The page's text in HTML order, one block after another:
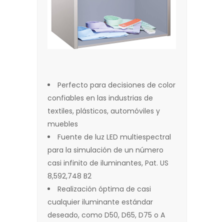
Perfecto para decisiones de color
confiables en las industrias de
textiles, plásticos, automóviles y
muebles
Fuente de luz LED multiespectral
para la simulación de un número
casi infinito de iluminantes, Pat. US
8,592,748 B2
Realización óptima de casi
cualquier iluminante estándar
deseado, como D50, D65, D75 o A